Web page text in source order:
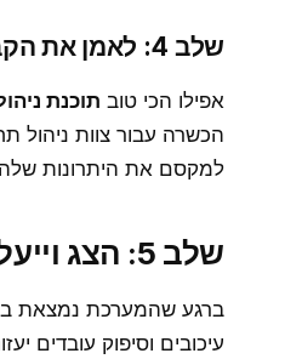
שלב 4: לאמן את הקבוצה
אפילו הכי טוב תוכנת
הכשרה עבור צוות
למקסם את היתרונות
שלב 5: הצג וייעל ביצועים
ברגע שהמערכת נמצאת
עיכובים וסיפוק עובדים